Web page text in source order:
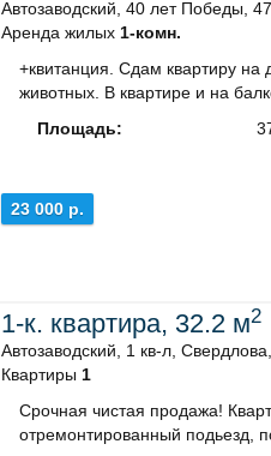
Автозаводский, 40 лет Победы,
Аренда жилых 1-комн.
+квитанция. Сдам квартиру на
животных. В квартире и на
Площадь:
23 000 р.
1-к. квартира, 32.2 м2
Автозаводский, 1 кв-л,
Квартиры 1
Срочная чистая продажа!
отремонтированный подьезд,